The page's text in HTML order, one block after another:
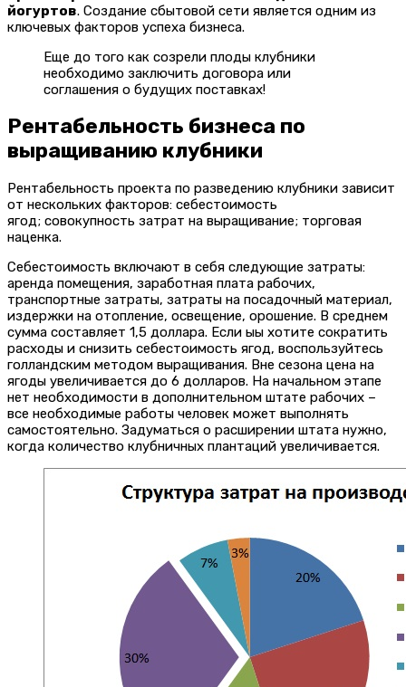
йогуртов. Создание сбытовой сети является одним из
ключевых факторов успеха бизнеса.
Еще до того как созрели плоды клубники
необходимо заключить договора или
соглашения о будущих поставках!
Рентабельность бизнеса по
выращиванию клубники
Рентабельность проекта по разведению клубники зависит
от нескольких факторов: себестоимость
ягод; совокупность затрат на выращивание; торговая
наценка.
Себестоимость включают в себя следующие затраты:
аренда помещения, заработная плата рабочих,
транспортные затраты, затраты на посадочный материал,
издержки на отопление, освещение, орошение. В среднем
сумма составляет 1,5 доллара. Если ыы хотите сократить
расходы и снизить себестоимость ягод, воспользуйтесь
голландским методом выращивания. Вне сезона цена на
ягоды увеличивается до 6 долларов. На начальном этапе
нет необходимости в дополнительном штате рабочих –
все необходимые работы человек может выполнять
самостоятельно. Задуматься о расширении штата нужно,
когда количество клубничных плантаций увеличивается.